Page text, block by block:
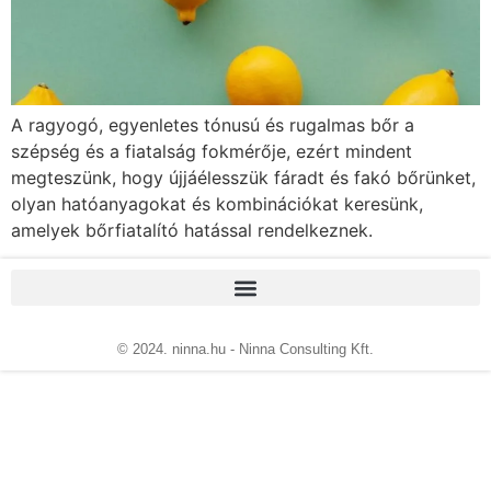
A ragyogó, egyenletes tónusú és rugalmas bőr a
szépség és a fiatalság fokmérője, ezért mindent
megteszünk, hogy újjáélesszük fáradt és fakó bőrünket,
olyan hatóanyagokat és kombinációkat keresünk,
amelyek bőrfiatalító hatással rendelkeznek.
© 2024. ninna.hu - Ninna Consulting Kft.